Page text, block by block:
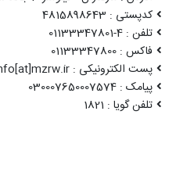
کدپستی : 4815898643
تلفن : 4-01133347801
فاکس : 01133347800
پست الکترونیکی : info[at]mzrw.ir
پیامک : 030007650007574
تلفن گویا : 1821